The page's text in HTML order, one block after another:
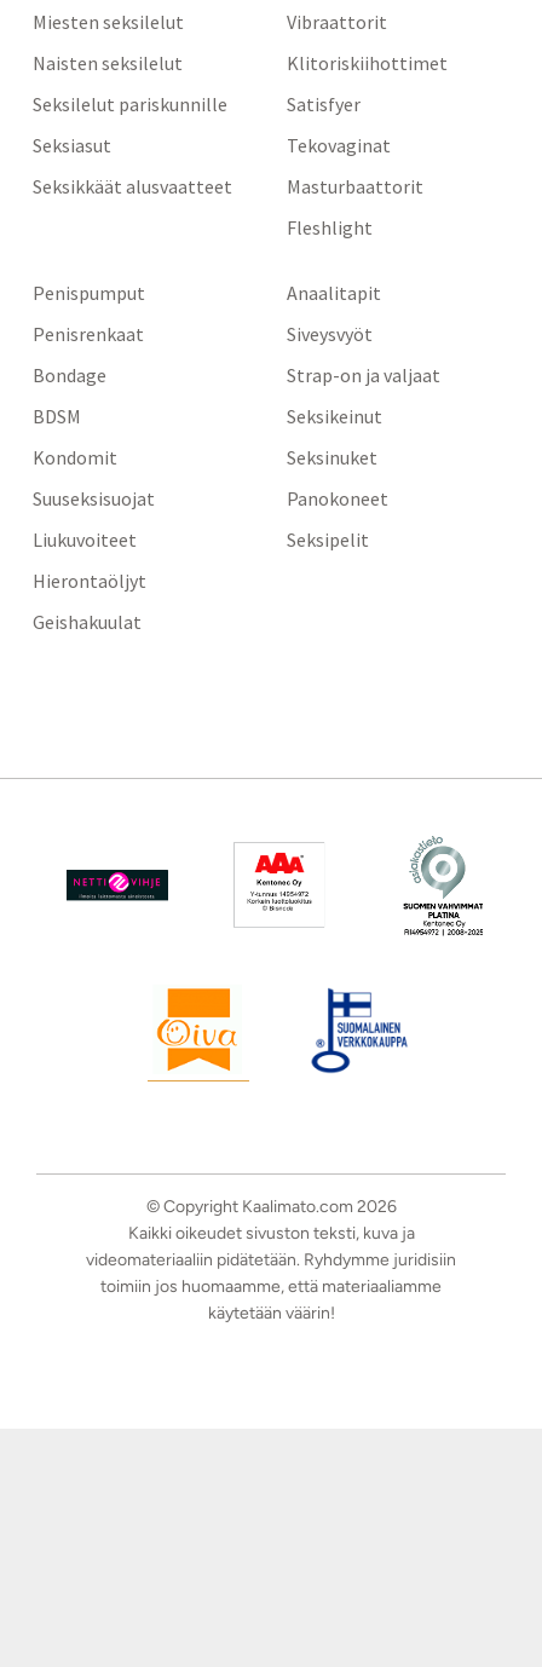
Miesten seksilelut
Naisten seksilelut
Seksilelut pariskunnille
Seksiasut
Seksikkäät alusvaatteet
Vibraattorit
Klitoriskiihottimet
Satisfyer
Tekovaginat
Masturbaattorit
Fleshlight
Penispumput
Penisrenkaat
Bondage
BDSM
Kondomit
Suuseksisuojat
Liukuvoiteet
Hierontaöljyt
Geishakuulat
Anaalitapit
Siveysvyöt
Strap-on ja valjaat
Seksikeinut
Seksinuket
Panokoneet
Seksipelit
© Copyright Kaalimato.com 2026
Kaikki oikeudet sivuston teksti, kuva ja
videomateriaaliin pidätetään. Ryhdymme juridisiin
toimiin jos huomaamme, että materiaaliamme
käytetään väärin!